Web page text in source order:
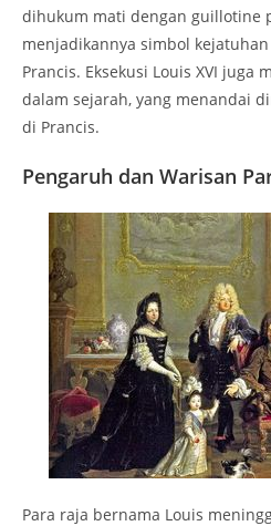
dihukum mati dengan guillotine
menjadikannya simbol
Prancis. Eksekusi Louis XVI juga
dalam sejarah, yang menandai
di Prancis.
Pengaruh dan Warisan
Para raja bernama Louis